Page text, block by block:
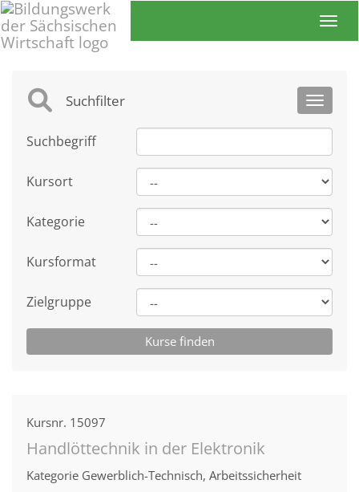
Toggle
Suchfilter
Suchbegriff
Kursort
Kategorie
Kursformat
Zielgruppe
Kursnr. 15097
Handlöttechnik in der Elektronik
Kategorie Gewerblich-Technisch, Arbeitssicherheit